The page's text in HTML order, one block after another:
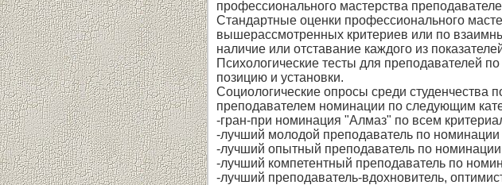
профессионального мастерства
Стандартные оценки профессионального
вышерассмотренных критериев или по
наличие или отставание каждого из
Психологические тесты для преподавателей
позицию и установки.
Социологические опросы среди
преподавателем номинации по следующим
-гран-при номинация "Алмаз" по всем
-лучший молодой преподаватель по
-лучший опытный преподаватель по
-лучший компетентный преподаватель по
-лучший преподаватель-вдохновитель,